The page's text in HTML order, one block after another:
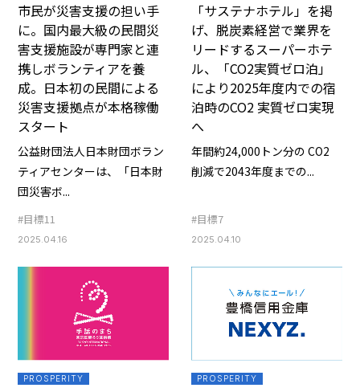
市民が災害支援の担い手
に。国内最大級の民間災
害支援施設が専門家と連
携しボランティアを養
成。日本初の民間による
災害支援拠点が本格稼働
スタート
公益財団法人日本財団ボラン
ティアセンターは、「日本財
団災害ボ...
#目標11
2025.04.16
「サステナホテル」を掲
げ、脱炭素経営で業界を
リードするスーパーホテ
ル、「CO2実質ゼロ泊」
により2025年度内での宿
泊時のCO2 実質ゼロ実現
へ
年間約24,000トン分の CO2
削減で2043年度までの...
#目標7
2025.04.10
PROSPERITY PROSPERITY